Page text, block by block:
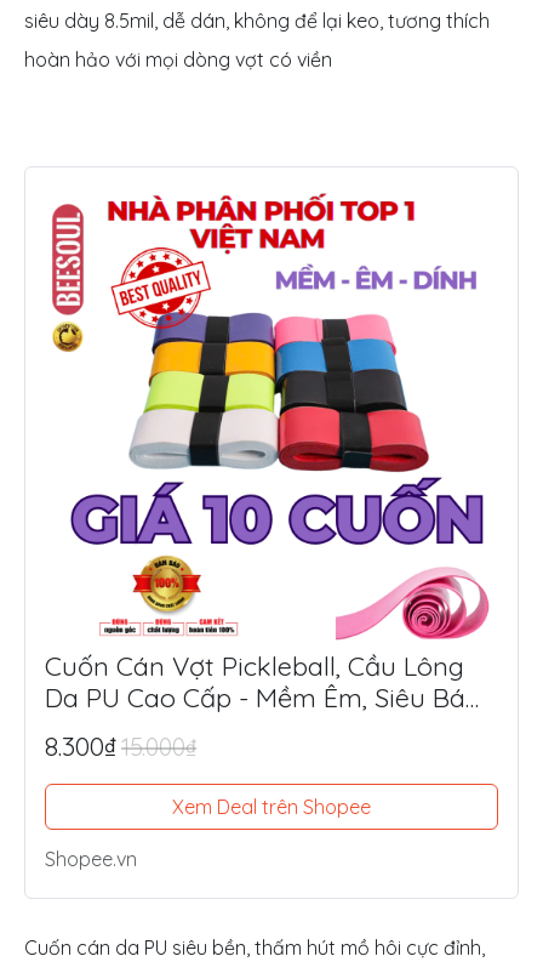
siêu dày 8.5mil, dễ dán, không để lại keo, tương thích
hoàn hảo với mọi dòng vợt có viền
Cuốn Cán Vợt Pickleball, Cầu Lông
Da PU Cao Cấp - Mềm Êm, Siêu Bám
Tay, Chống Trượt Tối Ưu
8.300₫15.000₫
Xem Deal trên Shopee
Shopee.vn
Cuốn cán da PU siêu bền, thấm hút mồ hôi cực đỉnh,